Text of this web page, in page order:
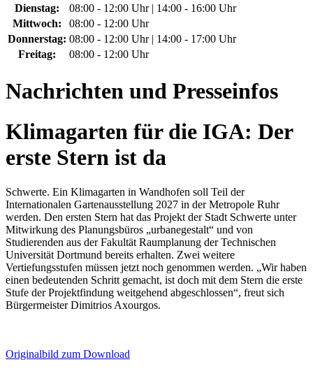
Dienstag:
08:00 - 12:00 Uhr | 14:00 - 16:00 Uhr
Mittwoch:
08:00 - 12:00 Uhr
Donnerstag: 08:00 - 12:00 Uhr | 14:00 - 17:00 Uhr
Freitag:
08:00 - 12:00 Uhr
Nachrichten und Presseinfos
Klimagarten für die IGA: Der
erste Stern ist da
Schwerte. Ein Klimagarten in Wandhofen soll Teil der
Internationalen Gartenausstellung 2027 in der Metropole Ruhr
werden. Den ersten Stern hat das Projekt der Stadt Schwerte unter
Mitwirkung des Planungsbüros „urbanegestalt“ und von
Studierenden aus der Fakultät Raumplanung der Technischen
Universität Dortmund bereits erhalten. Zwei weitere
Vertiefungsstufen müssen jetzt noch genommen werden. „Wir haben
einen bedeutenden Schritt gemacht, ist doch mit dem Stern die erste
Stufe der Projektfindung weitgehend abgeschlossen“, freut sich
Bürgermeister Dimitrios Axourgos.
Originalbild zum Download